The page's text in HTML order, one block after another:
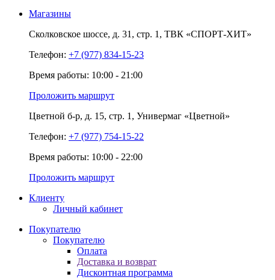
Магазины
Сколковское шоссе, д. 31, стр. 1, ТВК «СПОРТ-ХИТ»
Телефон: +7 (977) 834-15-23
Время работы: 10:00 - 21:00
Проложить маршрут
Цветной б-р, д. 15, стр. 1, Универмаг «Цветной»
Телефон: +7 (977) 754-15-22
Время работы: 10:00 - 22:00
Проложить маршрут
Клиенту
Личный кабинет
Покупателю
Покупателю
Оплата
Доставка и возврат
Дисконтная программа